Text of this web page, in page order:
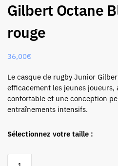
Gilbert Octane
rouge
36,00€
Le casque de rugby Junior
efficacement les jeunes joueurs,
confortable et une conception
entraînements intensifs.
Sélectionnez votre taille :